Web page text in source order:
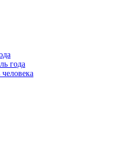
года